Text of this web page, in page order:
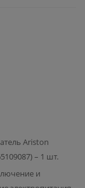
Ariston
– 1 шт.
и